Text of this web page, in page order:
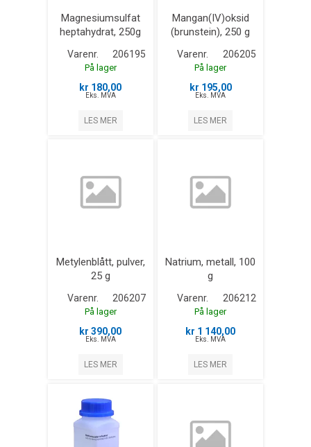
Magnesiumsulfat
heptahydrat, 250g
Varenr. 206195
På lager
kr 180,00
Eks. MVA
LES MER
Mangan(IV)oksid
(brunstein), 250 g
Varenr. 206205
På lager
kr 195,00
Eks. MVA
LES MER
Metylenblått, pulver,
25 g
Varenr. 206207
På lager
kr 390,00
Eks. MVA
LES MER
Natrium, metall, 100
g
Varenr. 206212
På lager
kr 1 140,00
Eks. MVA
LES MER